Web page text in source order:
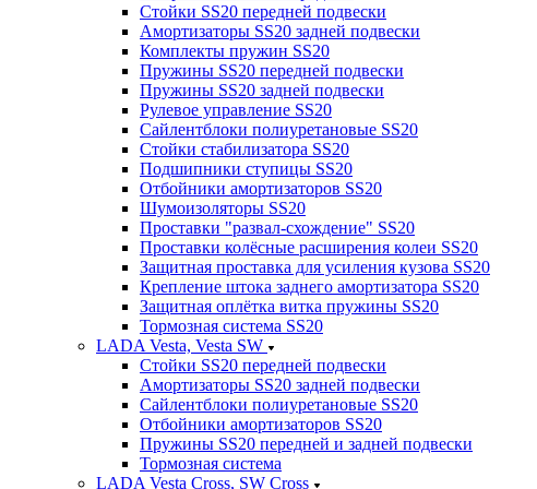
Стойки SS20 передней подвески
Амортизаторы SS20 задней подвески
Комплекты пружин SS20
Пружины SS20 передней подвески
Пружины SS20 задней подвески
Рулевое управление SS20
Сайлентблоки полиуретановые SS20
Стойки стабилизатора SS20
Подшипники ступицы SS20
Отбойники амортизаторов SS20
Шумоизоляторы SS20
Проставки "развал-схождение" SS20
Проставки колёсные расширения колеи SS20
Защитная проставка для усиления кузова SS20
Крепление штока заднего амортизатора SS20
Защитная оплётка витка пружины SS20
Тормозная система SS20
LADA Vesta, Vesta SW
Стойки SS20 передней подвески
Амортизаторы SS20 задней подвески
Сайлентблоки полиуретановые SS20
Отбойники амортизаторов SS20
Пружины SS20 передней и задней подвески
Тормозная система
LADA Vesta Cross, SW Cross